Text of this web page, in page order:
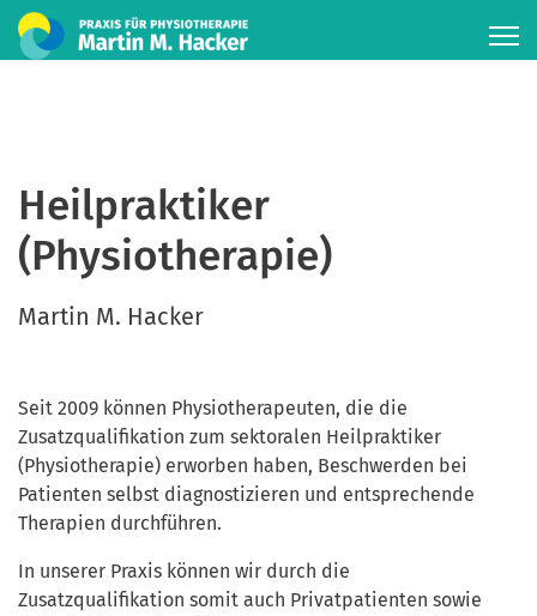
Heilpraktiker
(Physiotherapie)
Martin M. Hacker
Seit 2009 können Physiotherapeuten, die die
Zusatzqualifikation zum sektoralen Heilpraktiker
(Physiotherapie) erworben haben, Beschwerden bei
Patienten selbst diagnostizieren und entsprechende
Therapien durchführen.
In unserer Praxis können wir durch die
Zusatzqualifikation somit auch Privatpatienten sowie